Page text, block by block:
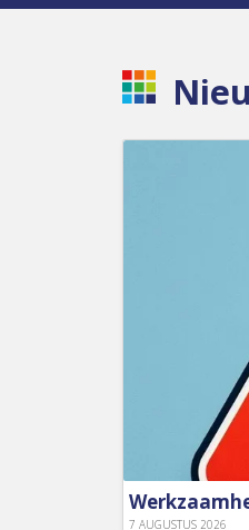
7 AUGUSTUS 2026